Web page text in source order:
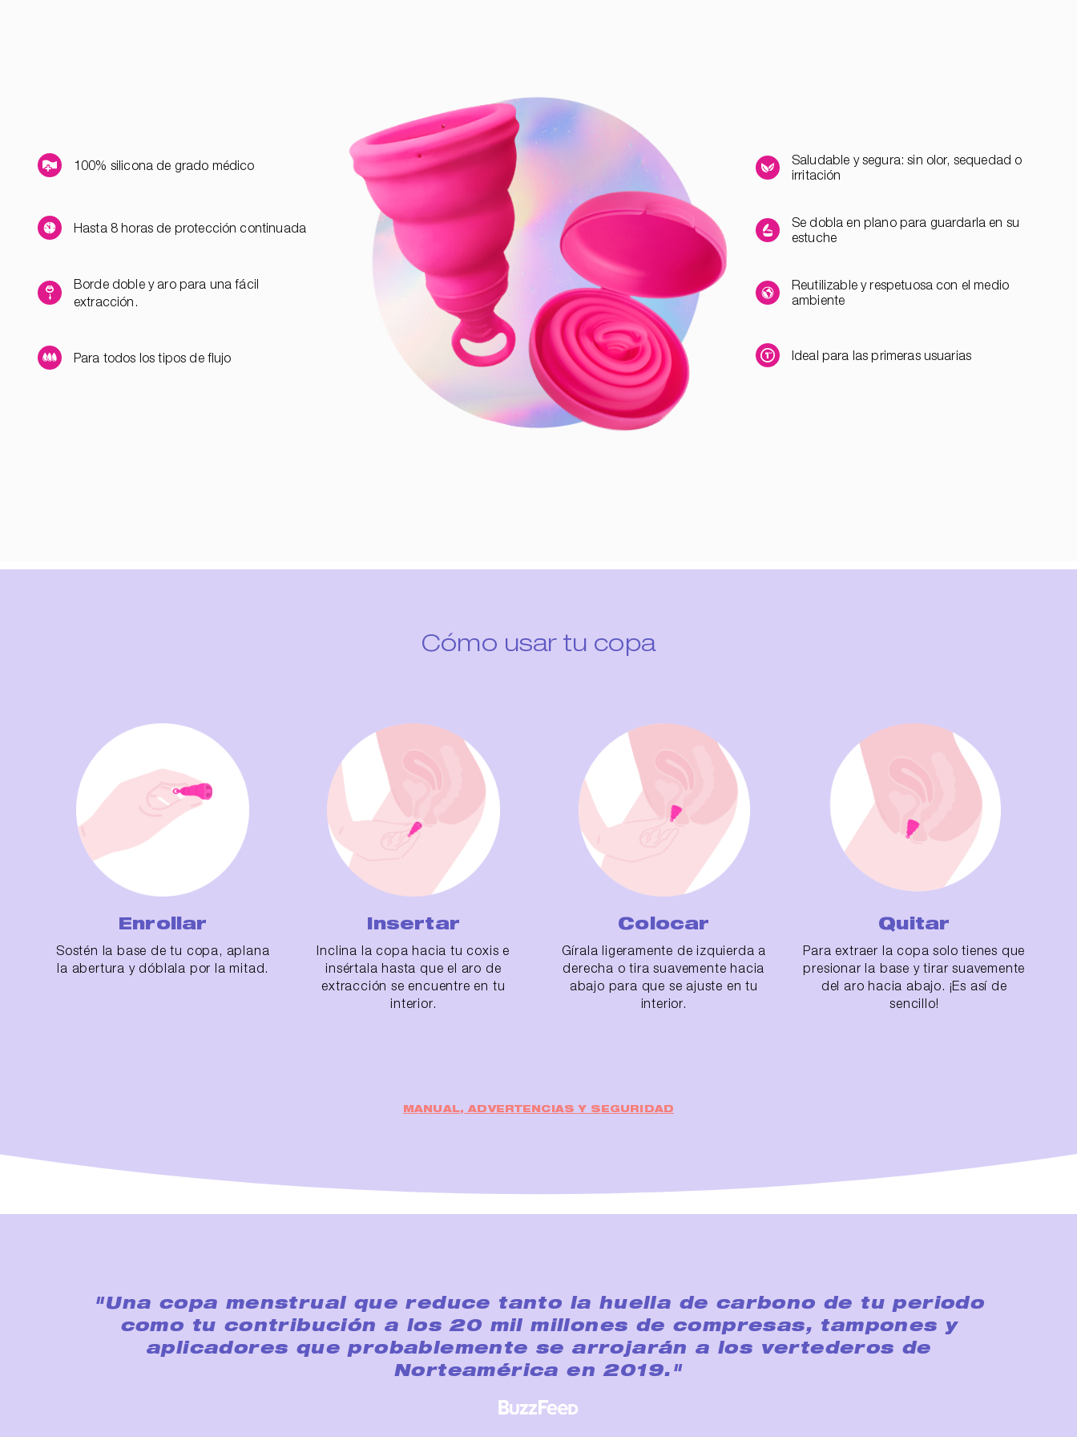
100% silicona de grado médico
Hasta 8 horas de protección continuada
Borde doble y aro para una fácil
extracción.
Para todos los tipos de flujo
Saludable y segura: sin olor, sequedad o
irritación
Se dobla en plano para guardarla en su
estuche
Reutilizable y respetuosa con el medio
ambiente
Ideal para las primeras usuarias
Cómo usar tu copa
Enrollar
Sostén la base de tu copa, aplana
la abertura y dóblala por la mitad.
Insertar
Inclina la copa hacia tu coxis e
insértala hasta que el aro de
extracción se encuentre en tu
interior.
Colocar
Gírala ligeramente de izquierda a
derecha o tira suavemente hacia
abajo para que se ajuste en tu
interior.
Quitar
Para extraer la copa solo tienes que
presionar la base y tirar suavemente
del aro hacia abajo. ¡Es así de
sencillo!
MANUAL, ADVERTENCIAS Y SEGURIDAD
"Una copa menstrual que reduce tanto la huella de carbono de tu periodo
como tu contribución a los 20 mil millones de compresas, tampones y
aplicadores que probablemente se arrojarán a los vertederos de
Norteamérica en 2019."